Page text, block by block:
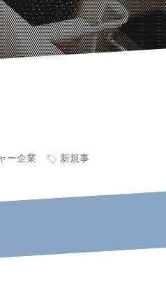
ー企業
新規事